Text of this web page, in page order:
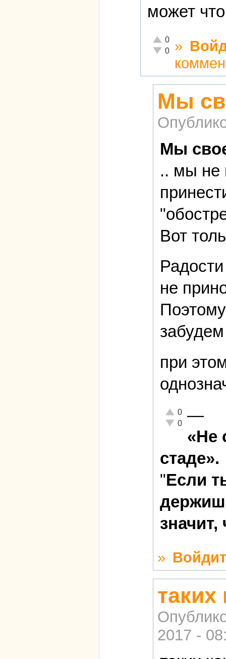
может
Отлично!
0
Неадекватно!
0 »
Мы
Мы
.. мы не
Вот
не
при
Отлично!
0
Неадекватно!
0 —
«Не
стаде».
"Если
»
2017 -